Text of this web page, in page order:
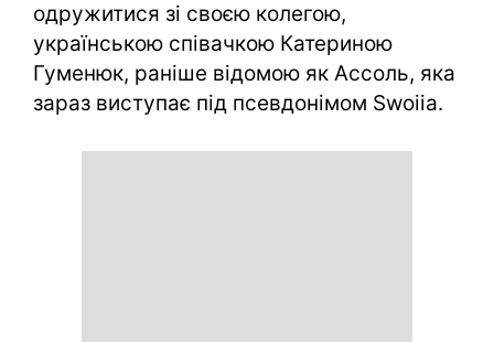
одружитися зі своєю колегою,
українською співачкою Катериною
Гуменюк, раніше відомою як Ассоль, яка
зараз виступає під псевдонімом Swoiia.